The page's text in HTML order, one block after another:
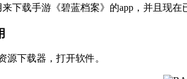
下载手游《碧蓝档案》的app，并且现
源下载器，打开软件。